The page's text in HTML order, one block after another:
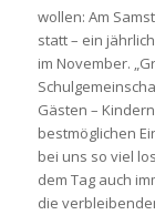
wollen: Am
statt – ein
im November.
Gästen –
bestmöglichen
bei uns so viel
dem Tag auch
die